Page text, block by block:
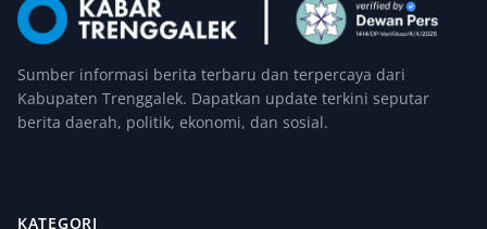
Sumber informasi berita terbaru dan terpercaya dari
Kabupaten Trenggalek. Dapatkan update terkini seputar
berita daerah, politik, ekonomi, dan sosial.
KATEGORI